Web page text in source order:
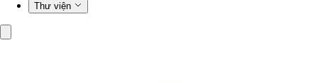
Thư viện